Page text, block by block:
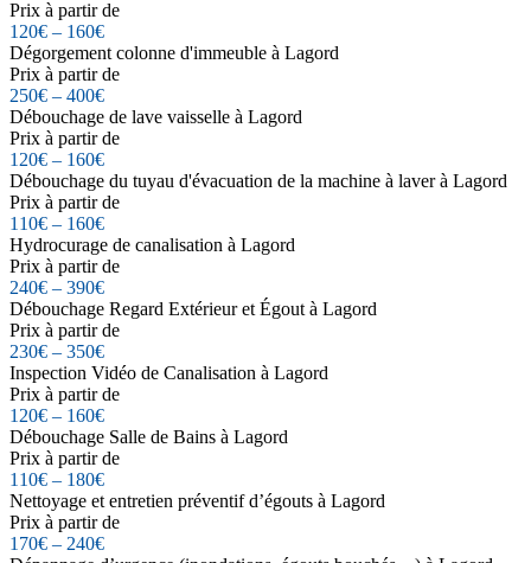
Prix à partir de
120€ – 160€
Dégorgement colonne d'immeuble à Lagord
Prix à partir de
250€ – 400€
Débouchage de lave vaisselle à Lagord
Prix à partir de
120€ – 160€
Débouchage du tuyau d'évacuation de la machine à laver à Lagord
Prix à partir de
110€ – 160€
Hydrocurage de canalisation à Lagord
Prix à partir de
240€ – 390€
Débouchage Regard Extérieur et Égout à Lagord
Prix à partir de
230€ – 350€
Inspection Vidéo de Canalisation à Lagord
Prix à partir de
120€ – 160€
Débouchage Salle de Bains à Lagord
Prix à partir de
110€ – 180€
Nettoyage et entretien préventif d’égouts à Lagord
Prix à partir de
170€ – 240€